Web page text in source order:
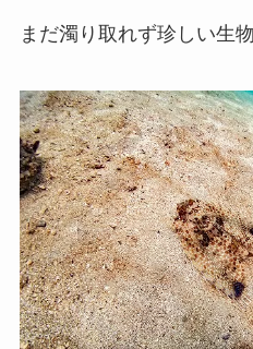
まだ濁り取れず珍しい生